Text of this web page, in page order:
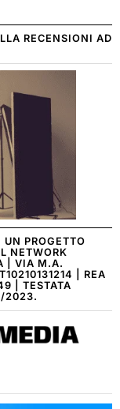
RECENSIONI AD
PROGETTO
NETWORK
| VIA M.A.
| REA
| TESTATA
2023.